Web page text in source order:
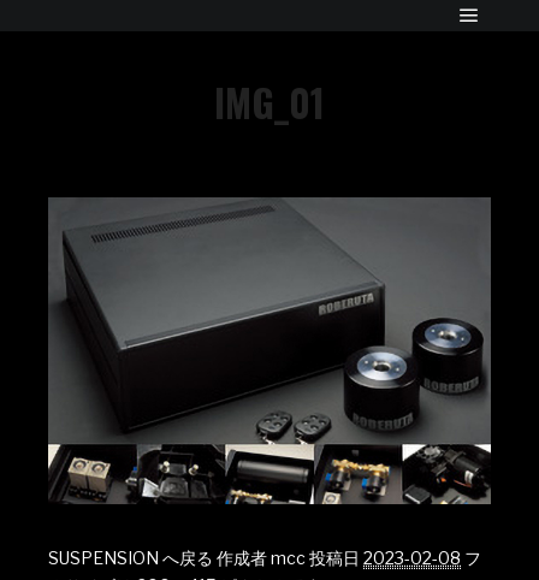
IMG_01
SUSPENSION へ戻る 作成者mcc投稿日 2023-02-08 フ